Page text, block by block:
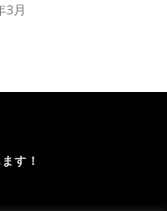
3月
す！